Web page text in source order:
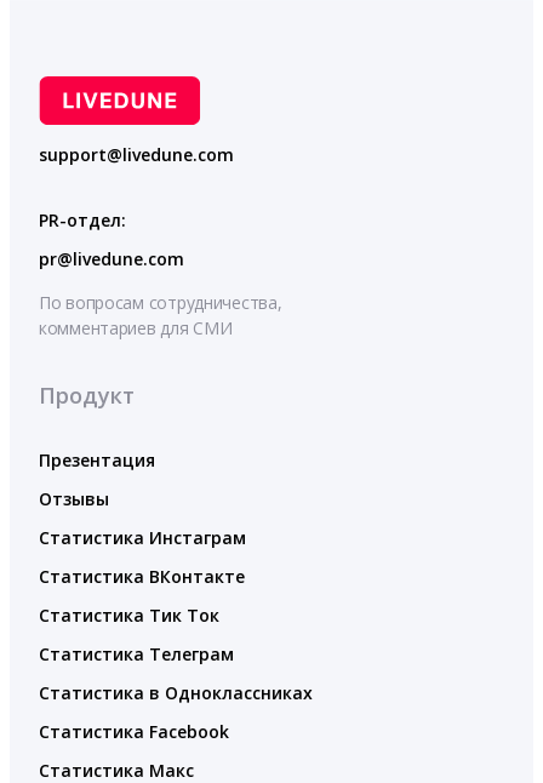
support@livedune.com
PR-отдел:
pr@livedune.com
По вопросам сотрудничества,
комментариев для СМИ
Продукт
Презентация
Отзывы
Статистика Инстаграм
Статистика ВКонтакте
Статистика Тик Ток
Статистика Телеграм
Статистика в Одноклассниках
Статистика Facebook
Статистика Макс